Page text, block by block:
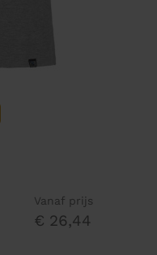
Vanaf prijs
€ 26,44